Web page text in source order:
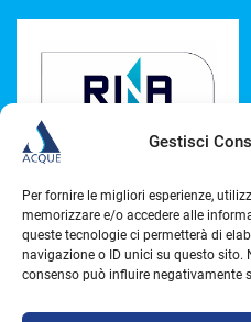
Gestisci
Per fornire le migliori esperienze,
memorizzare e/o accedere alle
queste tecnologie ci permetterà di
navigazione o ID unici su questo sito.
consenso può influire negativamente